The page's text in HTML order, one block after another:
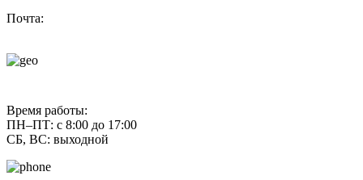
Почта:
Время работы:
ПН–ПТ: с 8:00 до 17:00
СБ, ВС: выходной